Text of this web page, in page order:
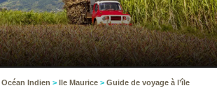
Océan Indien > Ile Maurice > Guide de voyage à l’île